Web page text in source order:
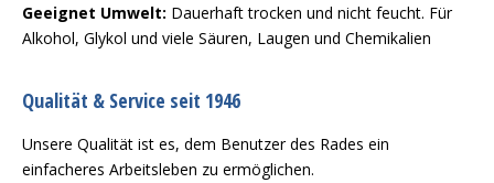
Geeignet Umwelt: Dauerhaft trocken und nicht feucht. Für
Alkohol, Glykol und viele Säuren, Laugen und Chemikalien
Qualität & Service seit 1946
Unsere Qualität ist es, dem Benutzer des Rades ein
einfacheres Arbeitsleben zu ermöglichen.